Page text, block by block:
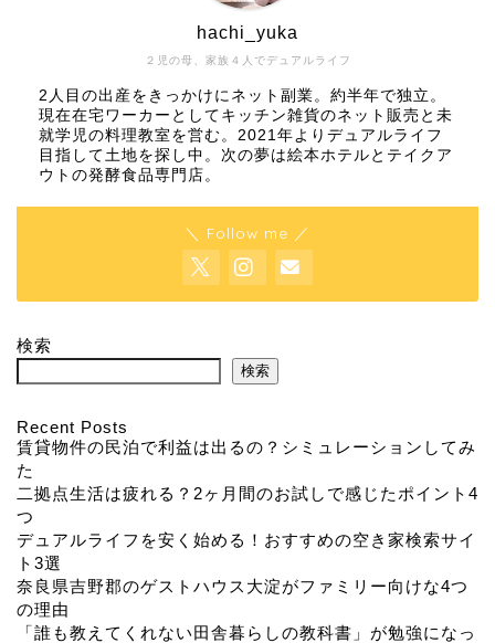
２児の母、家族４人でデュアルライフ
hachi_yuka
2人目の出産をきっかけにネット副業。約半年で独立。
現在在宅ワーカーとしてキッチン雑貨のネット販売と未
就学児の料理教室を営む。2021年よりデュアルライフ
目指して土地を探し中。次の夢は絵本ホテルとテイクア
ウトの発酵食品専門店。
＼ Follow me ／
検索
検索
Recent Posts
賃貸物件の民泊で利益は出るの？シミュレーションしてみ
た
二拠点生活は疲れる？2ヶ月間のお試しで感じたポイント4
つ
デュアルライフを安く始める！おすすめの空き家検索サイ
ト3選
奈良県吉野郡のゲストハウス大淀がファミリー向けな4つ
の理由
「誰も教えてくれない田舎暮らしの教科書」が勉強になっ